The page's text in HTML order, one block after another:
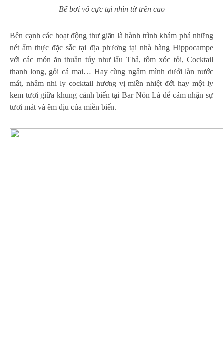
Bể bơi vô cực tại nhìn từ trên cao
Bên cạnh các hoạt động thư giãn là hành trình khám phá những
nét ẩm thực đặc sắc tại địa phương tại nhà hàng Hippocampe
với các món ăn thuần túy như lẩu Thả, tôm xóc tỏi, Cocktail
thanh long, gỏi cá mai… Hay cùng ngâm mình dưới làn nước
mát, nhâm nhi ly cocktail hương vị miền nhiệt đới hay một ly
kem tươi giữa khung cảnh biển tại Bar Nón Lá để cảm nhận sự
tươi mát và êm dịu của miền biển.